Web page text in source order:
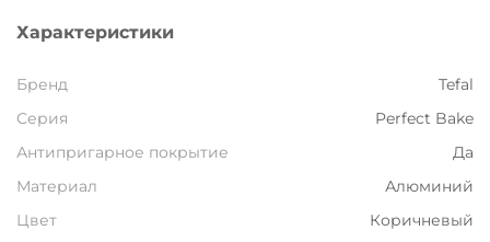
Характеристики
Бренд
Tefal
Серия
Perfect Bake
Антипригарное покрытие
Да
Материал
Алюминий
Цвет
Коричневый